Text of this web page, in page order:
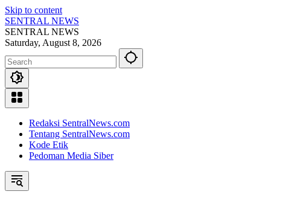
Skip to content
SENTRAL NEWS
SENTRAL NEWS
Saturday, August 8, 2026
Redaksi SentralNews.com
Tentang SentralNews.com
Kode Etik
Pedoman Media Siber